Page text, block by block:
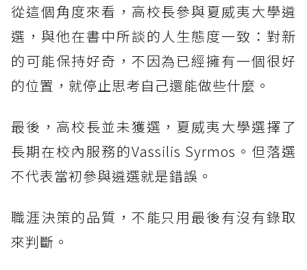
從這個角度來看，高校長參與夏威夷大學遴
選，與他在書中所談的人生態度一致：對新
的可能保持好奇，不因為已經擁有一個很好
的位置，就停止思考自己還能做些什麼。
最後，高校長並未獲選，夏威夷大學選擇了
長期在校內服務的Vassilis Syrmos。但落選
不代表當初參與遴選就是錯誤。
職涯決策的品質，不能只用最後有沒有錄取
來判斷。